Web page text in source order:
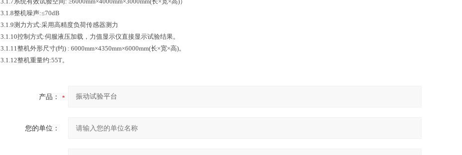
3.1.8整机噪声:≤70dB
3.1.9测力方式:采用高精度负荷传感器测力
3.1.10控制方式:伺服液压加载，力值显示仪直接显示试验结果。
3.1.11整机外形尺寸(约) : 6000mm×4350mm×6000mm(长×宽×高)。
3.1.12整机重量约:55T。
产品：
您的单位：